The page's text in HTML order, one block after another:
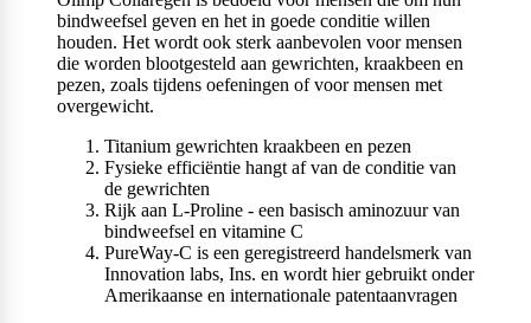
bindweefsel geven en het in goede conditie willen
houden. Het wordt ook sterk aanbevolen voor mensen
die worden blootgesteld aan gewrichten, kraakbeen en
pezen, zoals tijdens oefeningen of voor mensen met
overgewicht.
Titanium gewrichten kraakbeen en pezen
Fysieke efficiëntie hangt af van de conditie van
de gewrichten
Rijk aan L-Proline - een basisch aminozuur van
bindweefsel en vitamine C
PureWay-C is een geregistreerd handelsmerk van
Innovation labs, Ins. en wordt hier gebruikt onder
Amerikaanse en internationale patentaanvragen